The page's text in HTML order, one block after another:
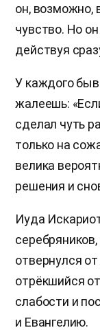
он, возможно,
чувство. Но
действуя
У каждого
жалеешь:
сделал чуть
только на
велика
решения и
Иуда
отвернулся
отрёкшийся
слабости и
и Евангелию.